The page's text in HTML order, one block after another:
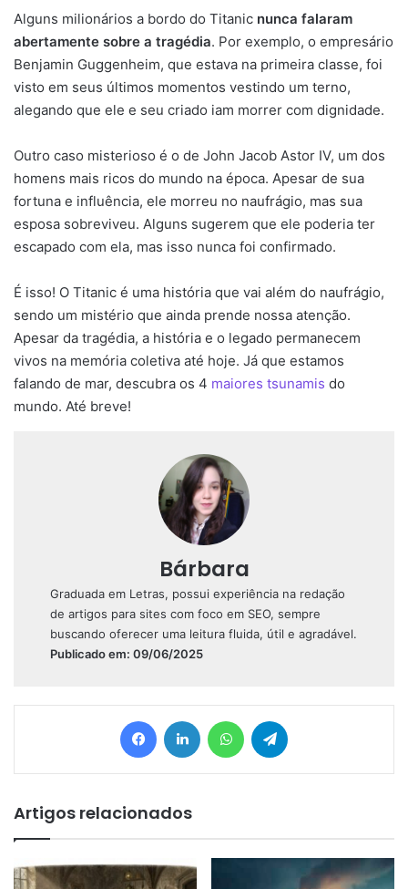
Alguns milionários a bordo do Titanic nunca falaram
abertamente sobre a tragédia. Por exemplo, o empresário
Benjamin Guggenheim, que estava na primeira classe, foi
visto em seus últimos momentos vestindo um terno,
alegando que ele e seu criado iam morrer com dignidade.
Outro caso misterioso é o de John Jacob Astor IV, um dos
homens mais ricos do mundo na época. Apesar de sua
fortuna e influência, ele morreu no naufrágio, mas sua
esposa sobreviveu. Alguns sugerem que ele poderia ter
escapado com ela, mas isso nunca foi confirmado.
É isso! O Titanic é uma história que vai além do naufrágio,
sendo um mistério que ainda prende nossa atenção.
Apesar da tragédia, a história e o legado permanecem
vivos na memória coletiva até hoje. Já que estamos
falando de mar, descubra os 4 maiores tsunamis do
mundo. Até breve!
Bárbara
Graduada em Letras, possui experiência na redação
de artigos para sites com foco em SEO, sempre
buscando oferecer uma leitura fluida, útil e agradável.
Publicado em: 09/06/2025
FacebookLinkedin WhatsApp
Artigos relacionados